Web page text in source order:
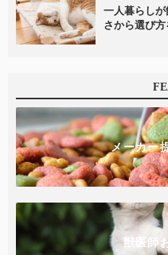
一人暮らし
さから選び方
メーカー
獣医師